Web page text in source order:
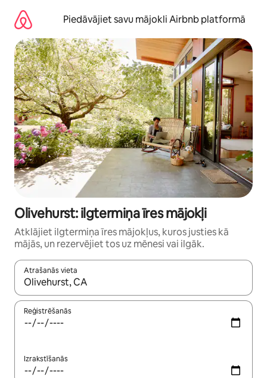
saturu
Piedāvājiet savu mājokli Airbnb platformā
Olivehurst: ilgtermiņa īres mājokļi
Atklājiet ilgtermiņa īres mājokļus, kuros justies kā
mājās, un rezervējiet tos uz mēnesi vai ilgāk.
Atrašanās vieta
Kad rezultāti kļūs pieejami, izmantojiet bultiņu uz augšu un
Reģistrēšanās
Izrakstīšanās